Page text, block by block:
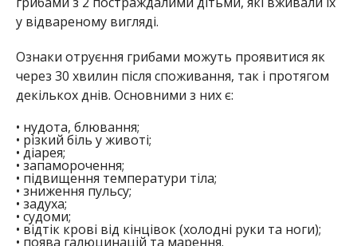
у відвареному вигляді.
Ознаки отруєння грибами можуть проявитися як
через 30 хвилин після споживання, так і протягом
декількох днів. Основними з них є:
• нудота, блювання;
• різкий біль у животі;
• діарея;
• запаморочення;
• підвищення температури тіла;
• зниження пульсу;
• задуха;
• судоми;
• відтік крові від кінцівок (холодні руки та ноги);
• поява галюцинацій та марення.